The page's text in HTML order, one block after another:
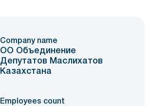
Company name
ОО Объединение
Депутатов Маслихатов
Казахстана
Employees count